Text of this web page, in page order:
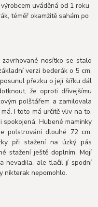
uváděná od 1 roku
téměř okamžitě sahám po
zavrhované nosítko se stalo
verzi bederák o 5 cm,
přezku o její šířku dál
že oproti dřívejšímu
polštářem a zamilovala
I toto má určitě vliv na to,
spokojená. Hubené maminky
polstrování dlouhé 72 cm.
při stažení na úzký pás
stažení ještě doplním. Mojí
nevadila, ale tlačil jí spodní
nikterak nepomohlo.